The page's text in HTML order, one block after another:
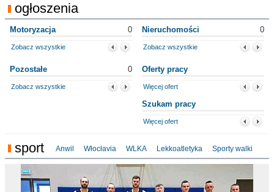
ogłoszenia
Motoryzacja 0
Zobacz wszystkie
Nieruchomości 0
Zobacz wszystkie
Pozostałe 0
Zobacz wszystkie
Oferty pracy
Więcej ofert
Szukam pracy
Więcej ofert
sport Anwil Włocłavia WLKA Lekkoatletyka Sporty walki